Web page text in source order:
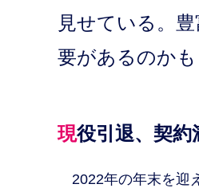
見せている。
要があるのかも
現役引退、契
2022年の年末を迎